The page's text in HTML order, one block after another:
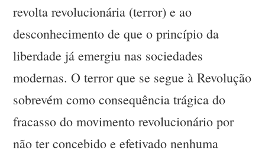
revolta revolucionária (terror) e ao
desconhecimento de que o princípio da
liberdade já emergiu nas sociedades
modernas. O terror que se segue à Revolução
sobrevém como consequência trágica do
fracasso do movimento revolucionário por
não ter concebido e efetivado nenhuma